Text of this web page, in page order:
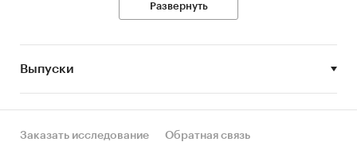
- Лидером по импортным поставкам в 2017
экспортеров покупает Беларусь (более 34%).
Развернуть
Выпуски
Заказать исследование
Обратная связь